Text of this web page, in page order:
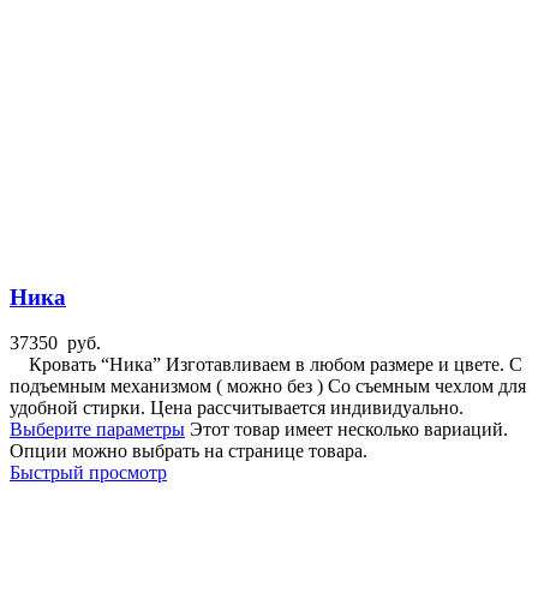
Ника
37350 руб.
Кровать “Ника” Изготавливаем в любом размере и цвете. С
подъемным механизмом ( можно без ) Со съемным чехлом для
удобной стирки. Цена рассчитывается индивидуально.
Выберите параметры Этот товар имеет несколько вариаций.
Опции можно выбрать на странице товара.
Быстрый просмотр